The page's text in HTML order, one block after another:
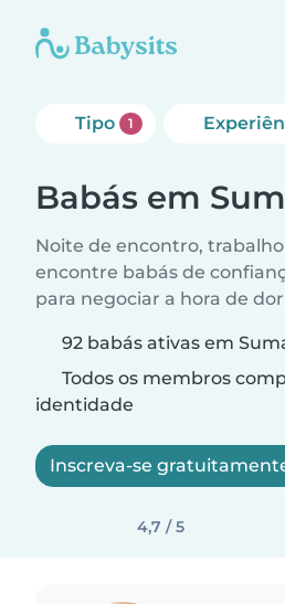
Tipo 1
Babás em
Noite de encontro,
encontre babás de
para negociar a hora de
92 babás ativas em
Todos os membros
identidade
Inscreva-se
4,7 / 5